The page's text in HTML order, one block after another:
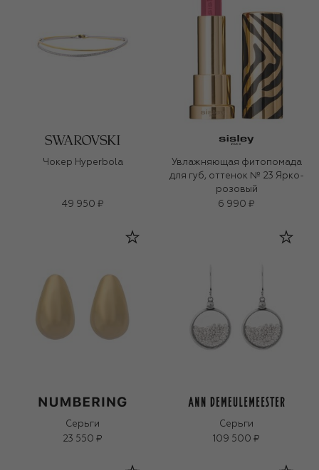
Чокер Hyperbola
49 950 ₽
Увлажняющая фитопомада
для губ, оттенок № 23 Ярко-
розовый
6 990 ₽
Серьги
23 550 ₽
Серьги
109 500 ₽